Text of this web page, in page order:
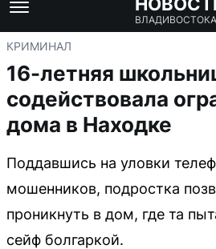
ВЛАДИВОСТОКА
КРИМИНАЛ
16-летняя
содействовала
дома в Находке
Поддавшись на уловки
мошенников, подростка
проникнуть в дом, где та
сейф болгаркой.